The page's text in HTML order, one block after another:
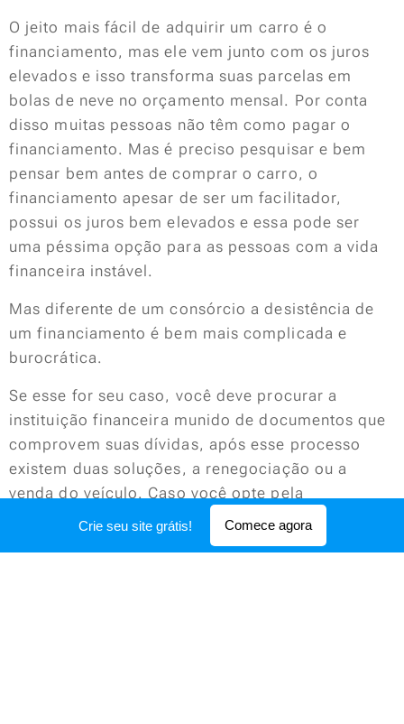
O jeito mais fácil de adquirir um carro é o
financiamento, mas ele vem junto com os juros
elevados e isso transforma suas parcelas em
bolas de neve no orçamento mensal. Por conta
disso muitas pessoas não têm como pagar o
financiamento. Mas é preciso pesquisar e bem
pensar bem antes de comprar o carro, o
financiamento apesar de ser um facilitador,
possui os juros bem elevados e essa pode ser
uma péssima opção para as pessoas com a vida
financeira instável.
Mas diferente de um consórcio a desistência de
um financiamento é bem mais complicada e
burocrática.
Se esse for seu caso, você deve procurar a
instituição financeira munido de documentos que
comprovem suas dívidas, após esse processo
existem duas soluções, a renegociação ou a
venda do veículo. Caso você opte pela
renegociação, você pode negociar com a
instituição o valor dos juros e a extensão do
Crie seu site grátis! Comece agora